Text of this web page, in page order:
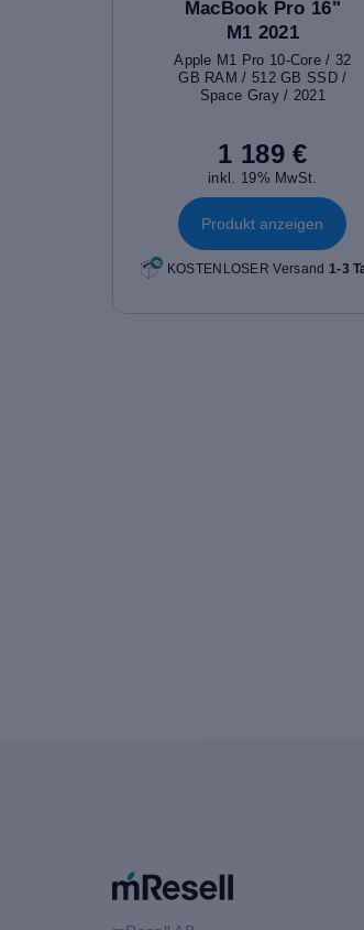
MacBook Pro 16"
M1 2021
Apple M1 Pro 10-Core / 32
GB RAM / 512 GB SSD /
Space Gray / 2021
1 189 €
inkl. 19% MwSt.
Produkt anzeigen
KOSTENLOSER Versand 1-3